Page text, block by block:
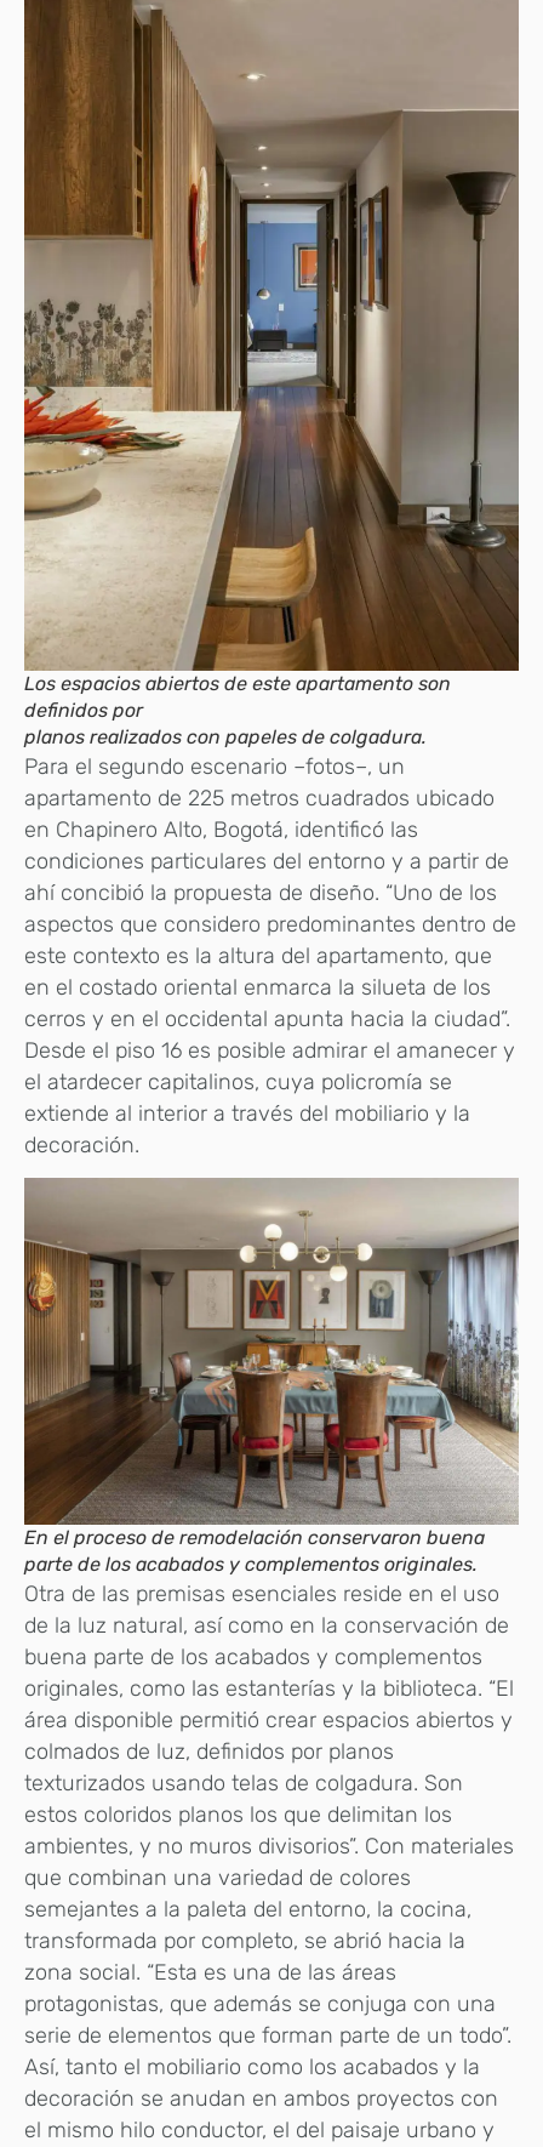
Los espacios abiertos de este apartamento son
definidos por
planos realizados con papeles de colgadura.
Para el segundo escenario –fotos–, un
apartamento de 225 metros cuadrados ubicado
en Chapinero Alto, Bogotá, identificó las
condiciones particulares del entorno y a partir de
ahí concibió la propuesta de diseño. “Uno de los
aspectos que considero predominantes dentro de
este contexto es la altura del apartamento, que
en el costado oriental enmarca la silueta de los
cerros y en el occidental apunta hacia la ciudad”.
Desde el piso 16 es posible admirar el amanecer y
el atardecer capitalinos, cuya policromía se
extiende al interior a través del mobiliario y la
decoración.
En el proceso de remodelación conservaron buena
parte de los acabados y complementos originales.
Otra de las premisas esenciales reside en el uso
de la luz natural, así como en la conservación de
buena parte de los acabados y complementos
originales, como las estanterías y la biblioteca. “El
área disponible permitió crear espacios abiertos y
colmados de luz, definidos por planos
texturizados usando telas de colgadura. Son
estos coloridos planos los que delimitan los
ambientes, y no muros divisorios”. Con materiales
que combinan una variedad de colores
semejantes a la paleta del entorno, la cocina,
transformada por completo, se abrió hacia la
zona social. “Esta es una de las áreas
protagonistas, que además se conjuga con una
serie de elementos que forman parte de un todo”.
Así, tanto el mobiliario como los acabados y la
decoración se anudan en ambos proyectos con
el mismo hilo conductor, el del paisaje urbano y